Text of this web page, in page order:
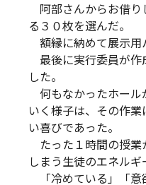
阿部さんからお借り
る３０枚を選んだ。
額縁に納めて展示用
最後に実行委員が作
した。
何もなかったホール
いく様子は、その作
い喜びであった。
たった１時間の授業
しまう生徒のエネルギ
「冷めている」「意